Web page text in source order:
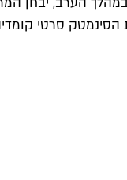
סרטי